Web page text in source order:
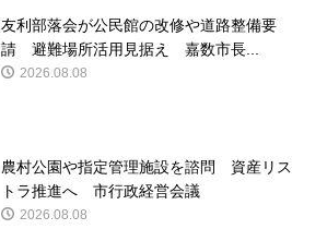
友利部落会が公民館の改修や道路整備要
請 避難場所活用見据え 嘉数市長...
2026.08.08
農村公園や指定管理施設を諮問 資産リス
トラ推進へ 市行政経営会議
2026.08.08